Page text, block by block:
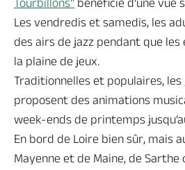
Tourbillons" bénéficie d’une vue
Les vendredis et samedis, les
des airs de jazz pendant que les
la plaine de jeux.
Traditionnelles et populaires,
proposent des animations
week-ends de printemps
En bord de Loire bien sûr, mais
Mayenne et de Maine, de